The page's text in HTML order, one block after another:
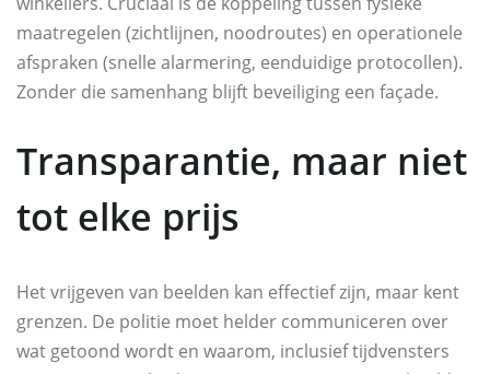
maatregelen (zichtlijnen, noodroutes) en operationele
afspraken (snelle alarmering, eenduidige protocollen).
Zonder die samenhang blijft beveiliging een façade.
Transparantie, maar niet
tot elke prijs
Het vrijgeven van beelden kan effectief zijn, maar kent
grenzen. De politie moet helder communiceren over
wat getoond wordt en waarom, inclusief tijdvensters